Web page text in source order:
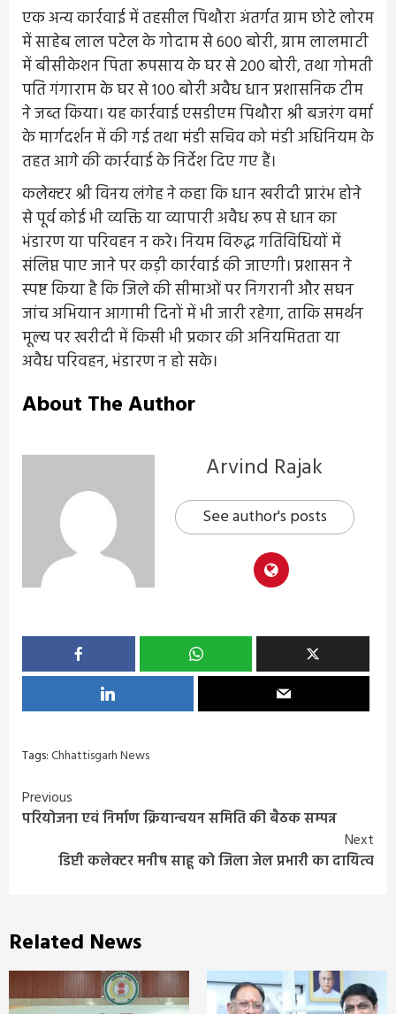
एक अन्य कार्रवाई में तहसील पिथौरा अंतर्गत ग्राम छोटे लोरम
में साहेब लाल पटेल के गोदाम से 600 बोरी, ग्राम लालमाटी
में बीसीकेशन पिता रूपसाय के घर से 200 बोरी, तथा गोमती
पति गंगाराम के घर से 100 बोरी अवैध धान प्रशासनिक टीम
ने जब्त किया। यह कार्रवाई एसडीएम पिथौरा श्री बजरंग वर्मा
के मार्गदर्शन में की गई तथा मंडी सचिव को मंडी अधिनियम के
तहत आगे की कार्रवाई के निर्देश दिए गए हैं।
कलेक्टर श्री विनय लंगेह ने कहा कि धान खरीदी प्रारंभ होने
से पूर्व कोई भी व्यक्ति या व्यापारी अवैध रूप से धान का
भंडारण या परिवहन न करे। नियम विरुद्ध गतिविधियों में
संलिप्त पाए जाने पर कड़ी कार्रवाई की जाएगी। प्रशासन ने
स्पष्ट किया है कि जिले की सीमाओं पर निगरानी और सघन
जांच अभियान आगामी दिनों में भी जारी रहेगा, ताकि समर्थन
मूल्य पर खरीदी में किसी भी प्रकार की अनियमितता या
अवैध परिवहन, भंडारण न हो सके।
About The Author
Arvind Rajak
See author's posts
Tags:Chhattisgarh News
Continue
Reading
Previous
परियोजना एवं निर्माण क्रियान्वयन समिति की बैठक सम्पन्न
Next
डिप्टी कलेक्टर मनीष साहू को जिला जेल प्रभारी का दायित्व
Related News